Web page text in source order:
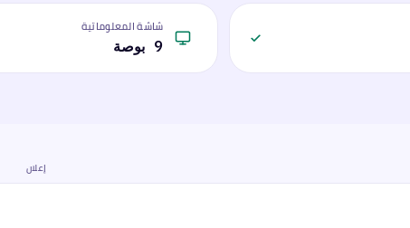
شاشة المعلوماتية
9 بوصة
إعلان